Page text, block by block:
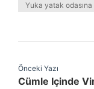
Yuka yatak
Önceki Yazı
Cümle Içinde